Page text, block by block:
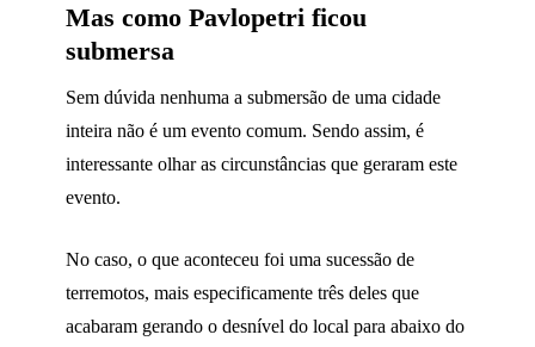
Mas como Pavlopetri ficou
submersa
Sem dúvida nenhuma a submersão de uma cidade
inteira não é um evento comum. Sendo assim, é
interessante olhar as circunstâncias que geraram este
evento.
No caso, o que aconteceu foi uma sucessão de
terremotos, mais especificamente três deles que
acabaram gerando o desnível do local para abaixo do